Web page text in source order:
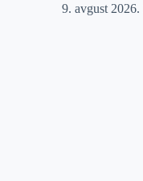
9. avgust 2026.